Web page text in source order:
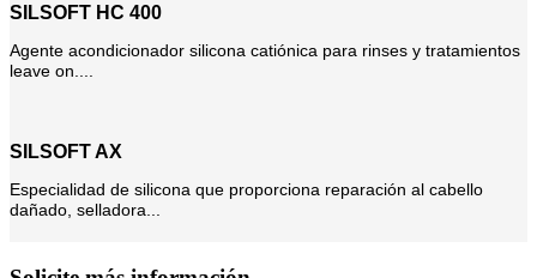
SILSOFT HC 400
Agente acondicionador silicona catiónica para rinses y tratamientos
leave on....
SILSOFT AX
Especialidad de silicona que proporciona reparación al cabello
dañado, selladora...